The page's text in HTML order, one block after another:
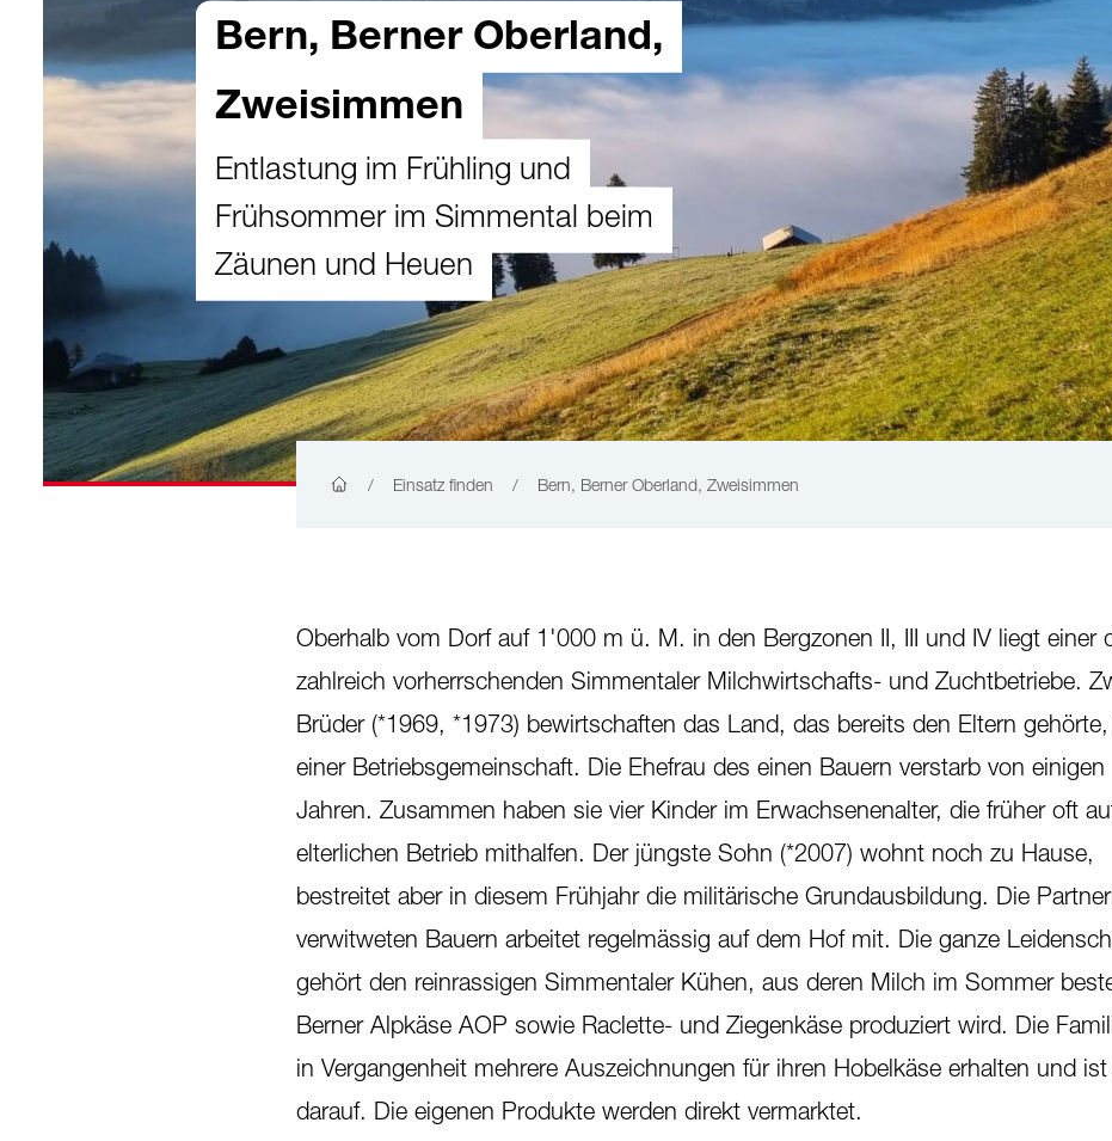
Bern, Berner Oberland,
Zweisimmen
Entlastung im Frühling und
Frühsommer im Simmental beim
Zäunen und Heuen
/ Einsatz finden / Bern, Berner Oberland, Zweisimmen
Oberhalb vom Dorf auf 1'000 m ü. M. in den Bergzonen II, III und IV liegt einer
zahlreich vorherrschenden Simmentaler Milchwirtschafts- und Zuchtbetriebe.
Brüder (*1969, *1973) bewirtschaften das Land, das bereits den Eltern
einer Betriebsgemeinschaft. Die Ehefrau des einen Bauern verstarb von einigen
Jahren. Zusammen haben sie vier Kinder im Erwachsenenalter, die früher oft
elterlichen Betrieb mithalfen. Der jüngste Sohn (*2007) wohnt noch zu Hause,
bestreitet aber in diesem Frühjahr die militärische Grundausbildung. Die
verwitweten Bauern arbeitet regelmässig auf dem Hof mit. Die ganze
gehört den reinrassigen Simmentaler Kühen, aus deren Milch im Sommer
Berner Alpkäse AOP sowie Raclette- und Ziegenkäse produziert wird. Die
in Vergangenheit mehrere Auszeichnungen für ihren Hobelkäse erhalten und
darauf. Die eigenen Produkte werden direkt vermarktet.